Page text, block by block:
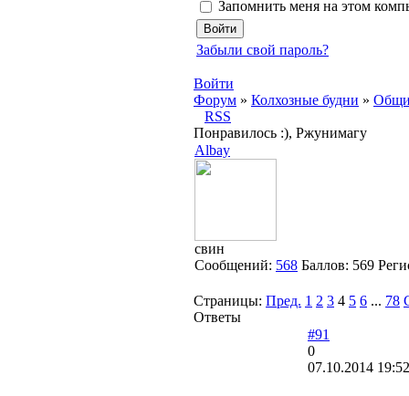
Запомнить меня на этом
Забыли свой пароль?
Войти
Форум » Колхозные будни »
RSS
Понравилось :), Ржунимагу
Albay
свин
Сообщений: 568 Баллов: 569
Страницы: Пред. 1 2 3 4 5 6 ... 78
Ответы
#91
0
07.10.2014